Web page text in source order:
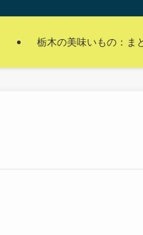
栃木の美味いもの：ま